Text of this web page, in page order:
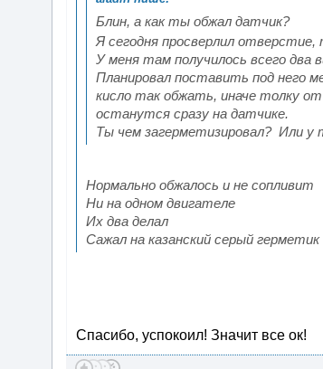
Блин, а как ты обжал датчик?
Я сегодня просверлил
У меня там получилось всего два
Планировал поставить под него
кисло так обжать, иначе толку
останутся сразу на датчике.
Ты чем загерметизировал? Или
Нормально обжалось и не сопливит
Ни на одном двигателе
Их два делал
Сажал на казанский серый герметик
Спасибо, успокоил! Значит все ок!